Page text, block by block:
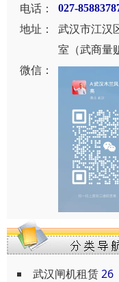
电话： 027-
地址：
武汉市江汉
室（武商量
微信：
武汉闸机租赁26